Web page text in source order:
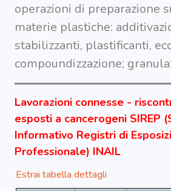
Organi
bersaglio
Visualizza
infografica
Segnala dati
rilevati in
operazioni di preparazione
materie plastiche:
stabilizzanti, plastificanti,
compoundizzazione;
Lavorazioni connesse -
esposti a cancerogeni SIREP
Informativo Registri di
Professionale) INAIL
Estrai tabella dettagli